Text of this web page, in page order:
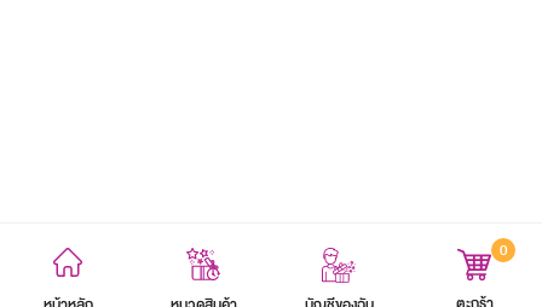
0
ข้อตกลงและเงื่อนไข นโยบายความเป็นส่วนตัว แผนผังเว็บไซต์